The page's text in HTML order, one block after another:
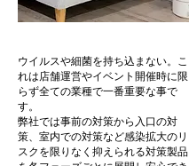
ウイルスや細菌を持ち込まない。こ
れは店舗運営やイベント開催時に限
らず全ての業種で一番重要な事で
す。
弊社では事前の対策から入口の対
策、室内での対策など感染拡大のリ
スクを限りなく抑えられる対策製品